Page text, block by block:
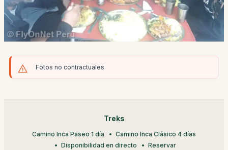
Fotos no contractuales
Treks
Camino Inca Paseo 1 día
Camino Inca Clásico 4 días
Disponibilidad en directo
Reservar